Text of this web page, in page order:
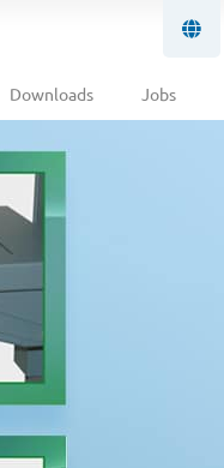
Downloads Jobs